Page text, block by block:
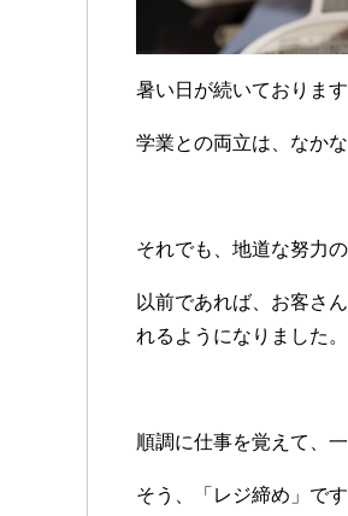
暑い日が続いておりま
学業との両立は、なか
それでも、地道な努力
以前であれば、お客さ
れるようになりました。
順調に仕事を覚えて、
そう、「レジ締め」です